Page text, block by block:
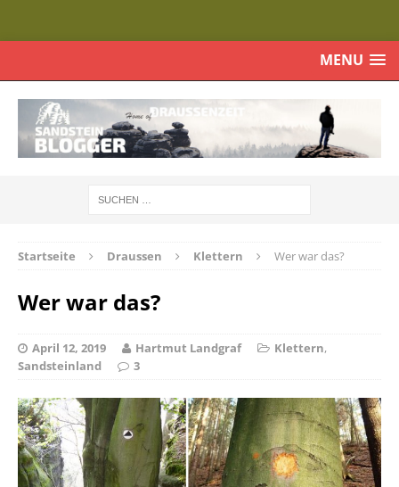
MENU
Startseite Draussen Klettern Wer war das?
Wer war das?
April 12, 2019 Hartmut Landgraf Klettern,
Sandsteinland
3